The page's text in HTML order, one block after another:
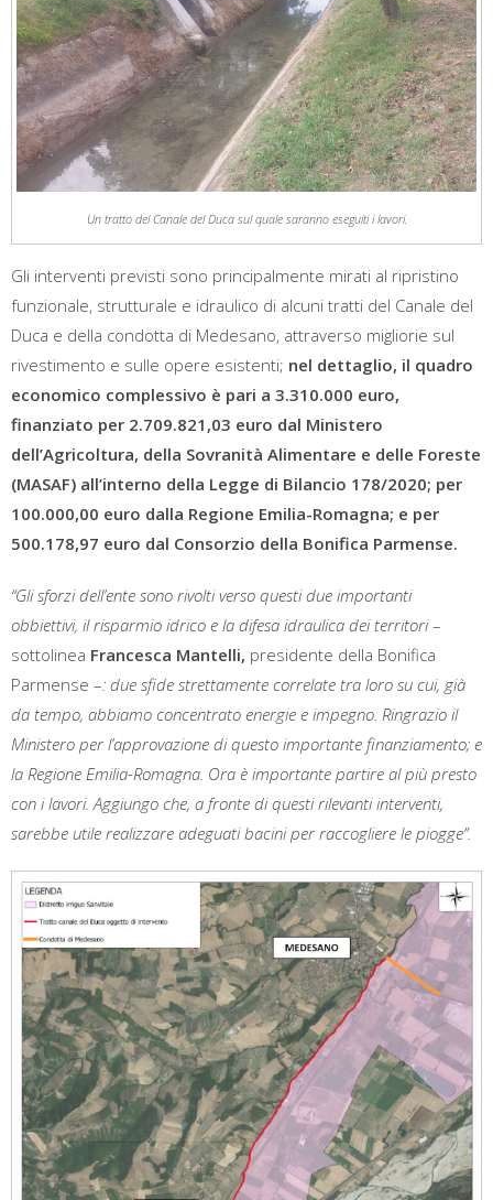
Un tratto del Canale del Duca sul quale saranno eseguiti i lavori.
Gli interventi previsti sono principalmente mirati al ripristino
funzionale, strutturale e idraulico di alcuni tratti del Canale del
Duca e della condotta di Medesano, attraverso migliorie sul
rivestimento e sulle opere esistenti; nel dettaglio, il quadro
economico complessivo è pari a 3.310.000 euro,
finanziato per 2.709.821,03 euro dal Ministero
dell’Agricoltura, della Sovranità Alimentare e delle Foreste
(MASAF) all’interno della Legge di Bilancio 178/2020; per
100.000,00 euro dalla Regione Emilia-Romagna; e per
500.178,97 euro dal Consorzio della Bonifica Parmense.
“Gli sforzi dell’ente sono rivolti verso questi due importanti
obbiettivi, il risparmio idrico e la difesa idraulica dei territori–
sottolinea Francesca Mantelli, presidente della Bonifica
Parmense –: due sfide strettamente correlate tra loro su cui, già
da tempo, abbiamo concentrato energie e impegno. Ringrazio il
Ministero per l’approvazione di questo importante finanziamento; e
la Regione Emilia-Romagna. Ora è importante partire al più presto
con i lavori. Aggiungo che, a fronte di questi rilevanti interventi,
sarebbe utile realizzare adeguati bacini per raccogliere le piogge”.